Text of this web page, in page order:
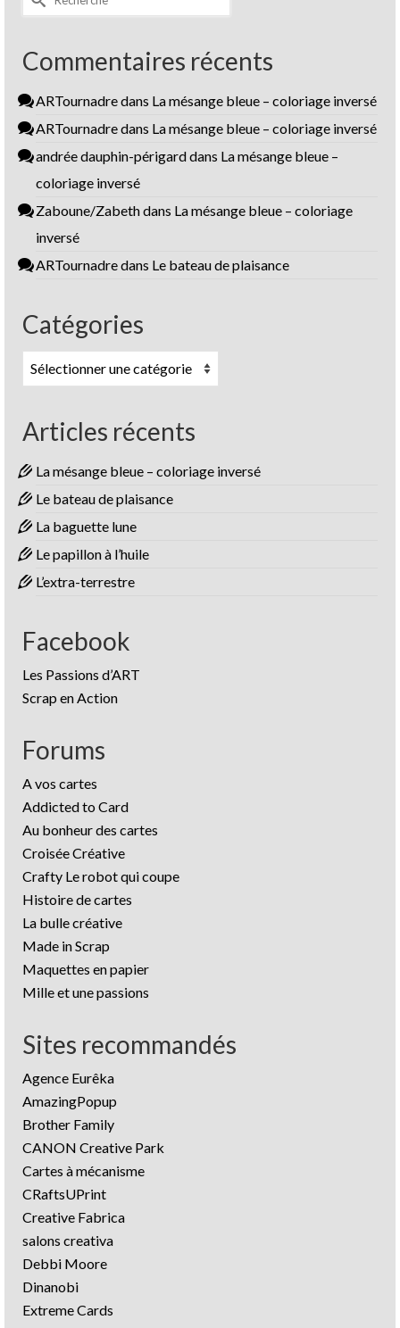
Commentaires récents
ARTournadredans La mésange bleue – coloriage inversé
ARTournadredans La mésange bleue – coloriage inversé
andrée dauphin-périgarddans La mésange bleue –
coloriage inversé
Zaboune/Zabethdans La mésange bleue – coloriage
inversé
ARTournadredans Le bateau de plaisance
Catégories
Catégories
Articles récents
La mésange bleue – coloriage inversé
Le bateau de plaisance
La baguette lune
Le papillon à l’huile
L’extra-terrestre
Facebook
Les Passions d’ART
Scrap en Action
Forums
A vos cartes
Addicted to Card
Au bonheur des cartes
Croisée Créative
Crafty Le robot qui coupe
Histoire de cartes
La bulle créative
Made in Scrap
Maquettes en papier
Mille et une passions
Sites recommandés
Agence Eurêka
AmazingPopup
Brother Family
CANON Creative Park
Cartes à mécanisme
CRaftsUPrint
Creative Fabrica
salons creativa
Debbi Moore
Dinanobi
Extreme Cards